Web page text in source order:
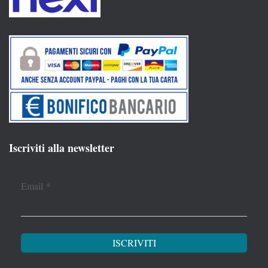
Iscriviti alla newsletter
Email *